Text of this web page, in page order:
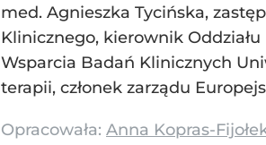
med. Agnieszka Tycińska,
Klinicznego, kierownik
Wsparcia Badań Klinicznych
terapii, członek zarządu
Opracowała: Anna Kopras-